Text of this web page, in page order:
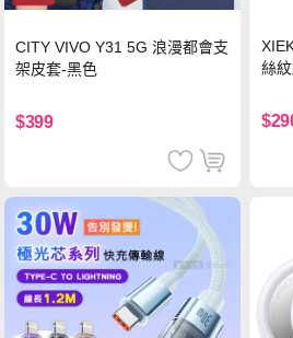
CITY VIVO Y31 5G 浪漫都會支
架皮套-黑色
$399
絲